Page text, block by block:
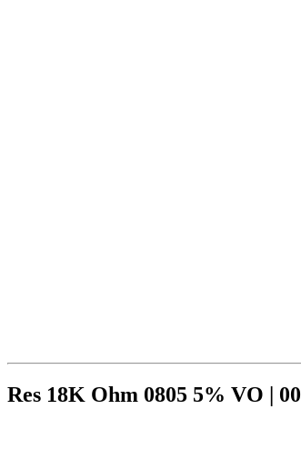
Res 18K Ohm 0805 5% VO | 00